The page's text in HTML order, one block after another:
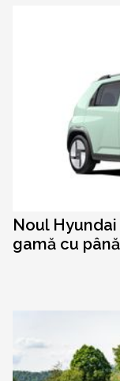
Noul
gamă cu